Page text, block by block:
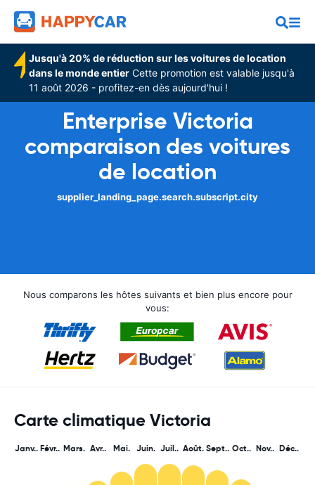
Jusqu'à 20% de réduction sur les voitures de location
dans le monde entier Cette promotion est valable jusqu'à
11 août 2026 - profitez-en dès aujourd'hui !
Enterprise Victoria
comparaison des voitures
de location
supplier_landing_page.search.subscript.city
Nous comparons les hôtes suivants et bien plus encore pour
vous:
Carte climatique Victoria
Janv.. Févr.. Mars. Avr.. Mai. Juin. Juil.. Août. Sept.. Oct.. Nov.. Déc..